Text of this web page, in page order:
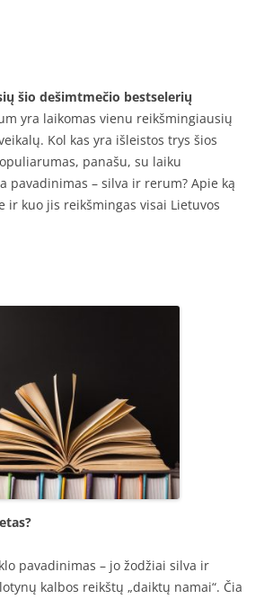
šio dešimtmečio bestselerių
yra laikomas vienu reikšmingiausių
Kol kas yra išleistos trys šios
panašu, su laiku
pavadinimas – silva ir rerum? Apie ką
ir kuo jis reikšmingas visai Lietuvos
pavadinimas – jo žodžiai silva ir
kalbos reikštų „daiktų namai“. Čia